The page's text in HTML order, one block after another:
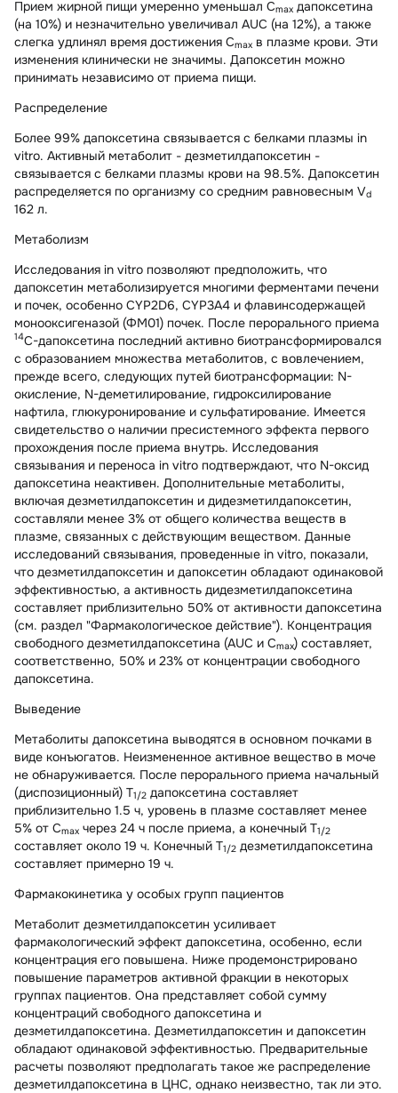
Прием жирной пищи умеренно уменьшал Cmax дапоксетина
(на 10%) и незначительно увеличивал AUC (на 12%), а также
слегка удлинял время достижения Cmax в плазме крови. Эти
изменения клинически не значимы. Дапоксетин можно
принимать независимо от приема пищи.
Распределение
Более 99% дапоксетина связывается с белками плазмы in
vitro. Активный метаболит - дезметилдапоксетин -
связывается с белками плазмы крови на 98.5%. Дапоксетин
распределяется по организму со средним равновесным Vd
162 л.
Метаболизм
Исследования in vitro позволяют предположить, что
дапоксетин метаболизируется многими ферментами печени
и почек, особенно CYP2D6, CYP3A4 и флавинсодержащей
монооксигеназой (ФМ01) почек. После перорального приема
14C-дапоксетина последний активно биотрансформировался
с образованием множества метаболитов, с вовлечением,
прежде всего, следующих путей биотрансформации: N-
окисление, N-деметилирование, гидроксилирование
нафтила, глюкуронирование и сульфатирование. Имеется
свидетельство о наличии пресистемного эффекта первого
прохождения после приема внутрь. Исследования
связывания и переноса in vitro подтверждают, что N-оксид
дапоксетина неактивен. Дополнительные метаболиты,
включая дезметилдапоксетин и дидезметилдапоксетин,
составляли менее 3% от общего количества веществ в
плазме, связанных с действующим веществом. Данные
исследований связывания, проведенные in vitro, показали,
что дезметилдапоксетин и дапоксетин обладают одинаковой
эффективностью, а активность дидезметилдапоксетина
составляет приблизительно 50% от активности дапоксетина
(см. раздел "Фармакологическое действие"). Концентрация
свободного дезметилдапоксетина (AUC и Cmax) составляет,
соответственно, 50% и 23% от концентрации свободного
дапоксетина.
Выведение
Метаболиты дапоксетина выводятся в основном почками в
виде конъюгатов. Неизмененное активное вещество в моче
не обнаруживается. После перорального приема начальный
(диспозиционный) Т1/2 дапоксетина составляет
приблизительно 1.5 ч, уровень в плазме составляет менее
5% от Cmax через 24 ч после приема, а конечный Т1/2
составляет около 19 ч. Конечный Т1/2 дезметилдапоксетина
составляет примерно 19 ч.
Фармакокинетика у особых групп пациентов
Метаболит дезметилдапоксетин усиливает
фармакологический эффект дапоксетина, особенно, если
концентрация его повышена. Ниже продемонстрировано
повышение параметров активной фракции в некоторых
группах пациентов. Она представляет собой сумму
концентраций свободного дапоксетина и
дезметилдапоксетина. Дезметилдапоксетин и дапоксетин
обладают одинаковой эффективностью. Предварительные
расчеты позволяют предполагать такое же распределение
дезметилдапоксетина в ЦНС, однако неизвестно, так ли это.